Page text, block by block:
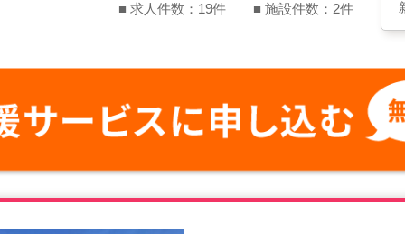
■ 求人件数：19件 ■ 施設件数：2件